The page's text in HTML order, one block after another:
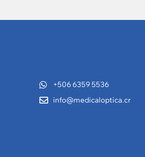
+506 6359 5536
info@medicaloptica.cr